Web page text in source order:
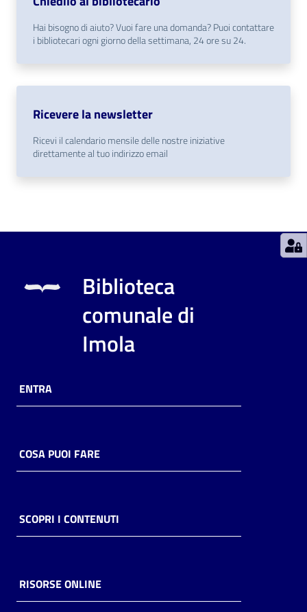
Catalogo
on line
Avvisi
Hai bisogno di aiuto? Vuoi fare una domanda? Puoi contattare
i bibliotecari ogni giorno della settimana, 24 ore su 24.
Ricevere la newsletter
Ricevi il calendario mensile delle nostre iniziative
direttamente al tuo indirizzo email
Biblioteca
comunale di
Imola
ENTRA
COSA PUOI FARE
SCOPRI I CONTENUTI
RISORSE ONLINE